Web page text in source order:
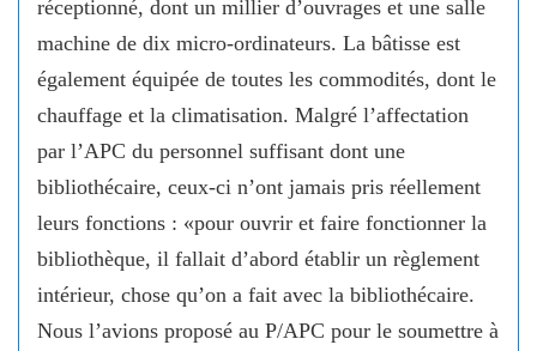
réceptionné, dont un millier d’ouvrages et une salle
machine de dix micro-ordinateurs. La bâtisse est
également équipée de toutes les commodités, dont le
chauffage et la climatisation. Malgré l’affectation
par l’APC du personnel suffisant dont une
bibliothécaire, ceux-ci n’ont jamais pris réellement
leurs fonctions : «pour ouvrir et faire fonctionner la
bibliothèque, il fallait d’abord établir un règlement
intérieur, chose qu’on a fait avec la bibliothécaire.
Nous l’avions proposé au P/APC pour le soumettre à